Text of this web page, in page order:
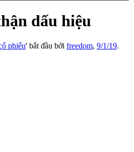
dấu hiệu
phiếu' bắt đầu bởi freedom, 9/1/19.